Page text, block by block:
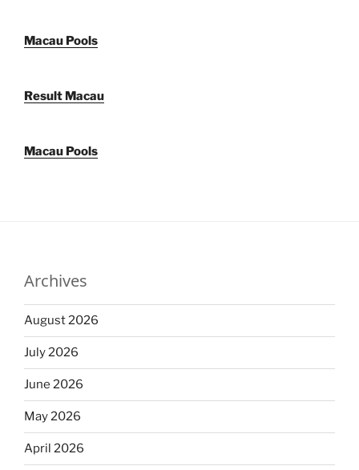
Macau Pools
Result Macau
Macau Pools
Archives
August 2026
July 2026
June 2026
May 2026
April 2026